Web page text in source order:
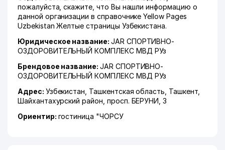
пожалуйста, скажите, что Вы нашли информацию о
данной организации в справочнике Yellow Pages
Uzbekistan Желтые страницы Узбекистана.
Юридическое название: JAR СПОРТИВНО-
ОЗДОРОВИТЕЛЬНЫЙ КОМПЛЕКС МВД РУз
Брендовое название: JAR СПОРТИВНО-
ОЗДОРОВИТЕЛЬНЫЙ КОМПЛЕКС МВД РУз
Адрес: Узбекистан, Ташкентская область Ташкент,
Шайхантахурский район просп. БЕРУНИ , 3
Ориентир: гостиница "ЧОРСУ